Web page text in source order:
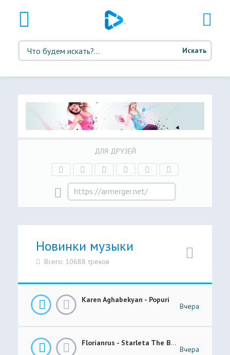
Искать
ДЛЯ ДРУЗЕЙ
Новинки музыки
Всего: 10688 треков
Karen Aghabekyan - Popuri
Вчера
Florianrus - Starleta The Bar Session
Вчера